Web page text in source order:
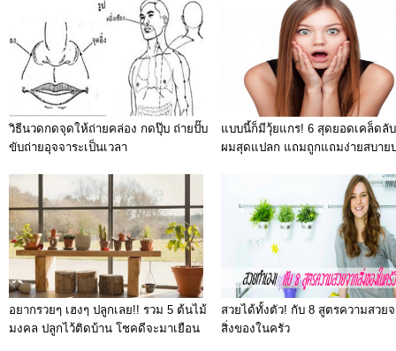
วิธีนวดกดจุดให้ถ่ายคล่อง กดปุ๊บ ถ่ายปั๊บ
ขับถ่ายอุจจาระเป็นเวลา
แบบนี้ก็มีวุ้ยแกร! 6 สุดยอดเคล็ดลั
ผมสุดแปลก แถมถูกแถมง่ายสบาย
อยากรวยๆ เฮงๆ ปลูกเลย!! รวม 5 ต้นไม้
มงคล ปลูกไว้ติดบ้าน โชคดีจะมาเยือน
สวยได้ทั้งตัว! กับ 8 สูตรความสวย
สิ่งของในครัว